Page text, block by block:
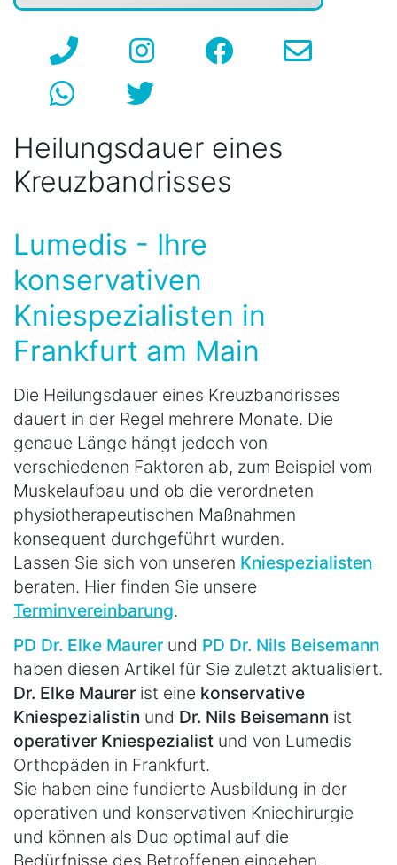
Heilungsdauer eines
Kreuzbandrisses
Lumedis - Ihre
konservativen
Kniespezialisten in
Frankfurt am Main
Die Heilungsdauer eines Kreuzbandrisses
dauert in der Regel mehrere Monate. Die
genaue Länge hängt jedoch von
verschiedenen Faktoren ab, zum Beispiel vom
Muskelaufbau und ob die verordneten
physiotherapeutischen Maßnahmen
konsequent durchgeführt wurden.
Lassen Sie sich von unseren Kniespezialisten
beraten. Hier finden Sie unsere
Terminvereinbarung.
PD Dr. Elke Maurer und PD Dr. Nils Beisemann
haben diesen Artikel für Sie zuletzt aktualisiert.
Dr. Elke Maurer ist eine konservative
Kniespezialistin und Dr. Nils Beisemann ist
operativer Kniespezialist und von Lumedis
Orthopäden in Frankfurt.
Sie haben eine fundierte Ausbildung in der
operativen und konservativen Kniechirurgie
und können als Duo optimal auf die
Bedürfnisse des Betroffenen eingehen.